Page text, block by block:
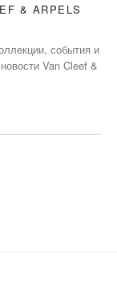
& ARPELS
события и
Van Cleef &